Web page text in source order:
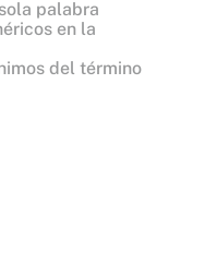
palabra
en la
del término